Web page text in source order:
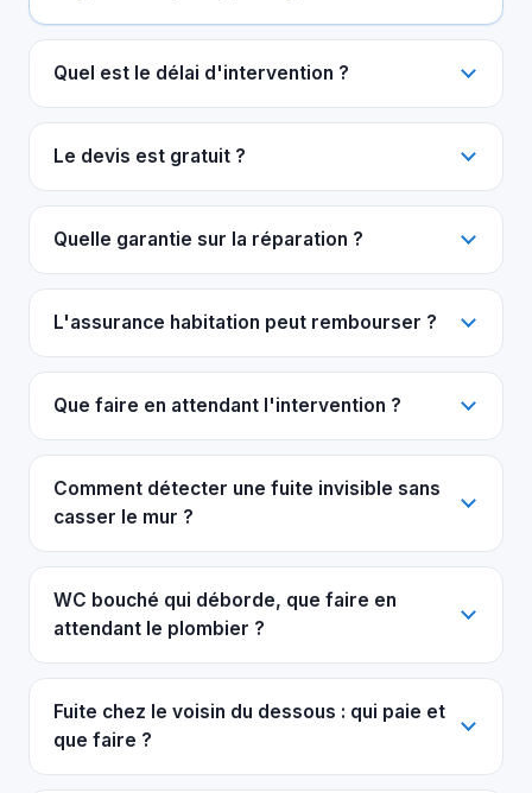
Quel est le délai d'intervention ?
Le devis est gratuit ?
Quelle garantie sur la réparation ?
L'assurance habitation peut rembourser ?
Que faire en attendant l'intervention ?
Comment détecter une fuite invisible sans
casser le mur ?
WC bouché qui déborde, que faire en
attendant le plombier ?
Fuite chez le voisin du dessous : qui paie et
que faire ?